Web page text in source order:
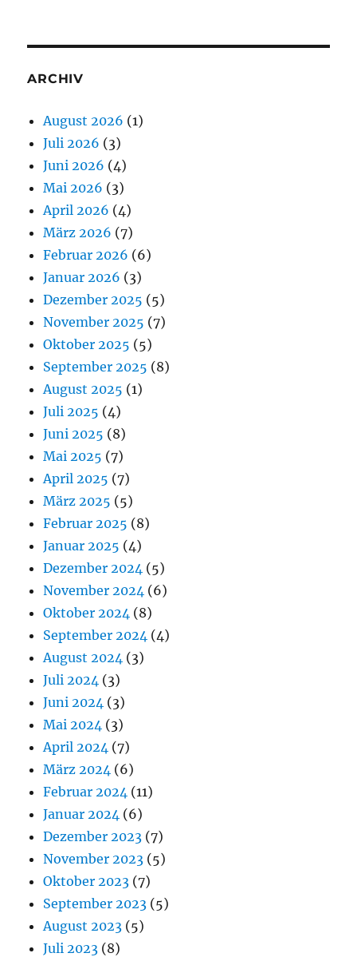
ARCHIV
August 2026 (1)
Juli 2026 (3)
Juni 2026 (4)
Mai 2026 (3)
April 2026 (4)
März 2026 (7)
Februar 2026 (6)
Januar 2026 (3)
Dezember 2025 (5)
November 2025 (7)
Oktober 2025 (5)
September 2025 (8)
August 2025 (1)
Juli 2025 (4)
Juni 2025 (8)
Mai 2025 (7)
April 2025 (7)
März 2025 (5)
Februar 2025 (8)
Januar 2025 (4)
Dezember 2024 (5)
November 2024 (6)
Oktober 2024 (8)
September 2024 (4)
August 2024 (3)
Juli 2024 (3)
Juni 2024 (3)
Mai 2024 (3)
April 2024 (7)
März 2024 (6)
Februar 2024 (11)
Januar 2024 (6)
Dezember 2023 (7)
November 2023 (5)
Oktober 2023 (7)
September 2023 (5)
August 2023 (5)
Juli 2023 (8)